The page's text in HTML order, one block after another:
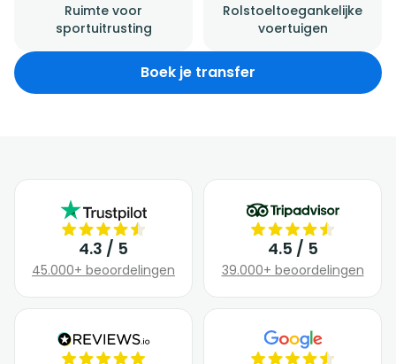
Ruimte voor
sportuitrusting
Rolstoeltoegankelijke
voertuigen
Boek je transfer
4.3 / 5
45.000+ beoordelingen
4.5 / 5
39.000+ beoordelingen